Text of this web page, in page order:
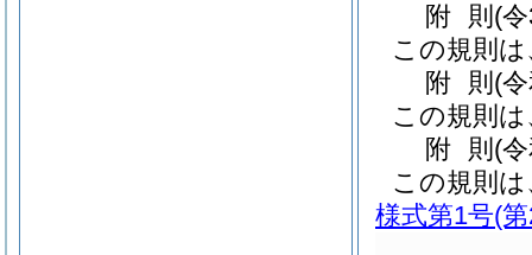
附 則 (
この規則
附 則 (
この規則
附 則 (
この規則
様式第1号(